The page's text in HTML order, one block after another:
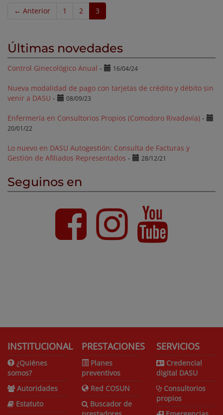
← Anterior 1 2 3
Últimas novedades
Control Ginecológico Anual - 16/04/24
Nueva modalidad de pago con tarjetas de crédito y débito sin
venir a DASU - 08/09/23
Enfermería en Consultorios Propios (Comodoro Rivadavia) -
20/01/22
Lo nuevo en DASU Autogestión: Consulta de Facturas y
Gestión de Afiliados Representados - 28/12/21
Seguinos en
INSTITUCIONAL
¿Quiénes
somos?
Autoridades
Estatuto
PRESTACIONES
Planes
preventivos
Red COSUN
Buscador de
SERVICIOS
Credencial
digital DASU
Consultorios
propios